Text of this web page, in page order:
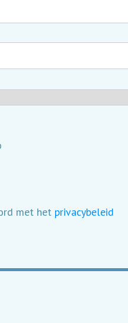
met het privacybeleid